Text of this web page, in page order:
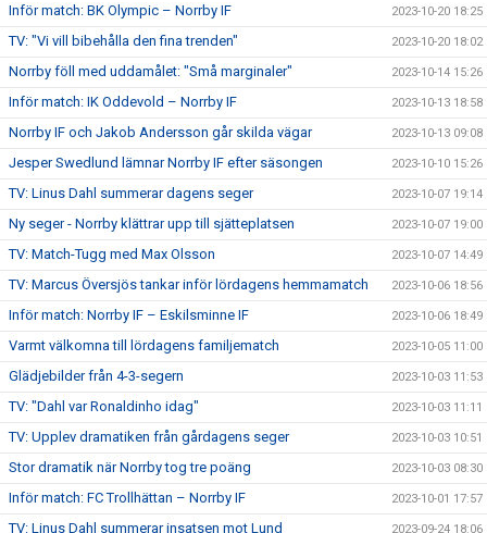
Inför match: BK Olympic – Norrby IF 2023-10-20 18:25
TV: "Vi vill bibehålla den fina trenden" 2023-10-20 18:02
Norrby föll med uddamålet: "Små marginaler" 2023-10-14 15:26
Inför match: IK Oddevold – Norrby IF 2023-10-13 18:58
Norrby IF och Jakob Andersson går skilda vägar 2023-10-13 09:08
Jesper Swedlund lämnar Norrby IF efter säsongen 2023-10-10 15:26
TV: Linus Dahl summerar dagens seger 2023-10-07 19:14
Ny seger - Norrby klättrar upp till sjätteplatsen 2023-10-07 19:00
TV: Match-Tugg med Max Olsson 2023-10-07 14:49
TV: Marcus Översjös tankar inför lördagens hemmamatch 2023-10-06 18:56
Inför match: Norrby IF – Eskilsminne IF 2023-10-06 18:49
Varmt välkomna till lördagens familjematch 2023-10-05 11:00
Glädjebilder från 4-3-segern 2023-10-03 11:53
TV: "Dahl var Ronaldinho idag" 2023-10-03 11:11
TV: Upplev dramatiken från gårdagens seger 2023-10-03 10:51
Stor dramatik när Norrby tog tre poäng 2023-10-03 08:30
Inför match: FC Trollhättan – Norrby IF 2023-10-01 17:57
TV: Linus Dahl summerar insatsen mot Lund 2023-09-24 18:06